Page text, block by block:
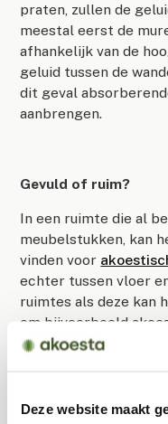
Deze website maakt
praten, zullen de
meestal eerst de
afhankelijk van de
geluid tussen de
dit geval
aanbrengen.
Gevuld of ruim?
In een ruimte die al
meubelstukken, kan
vinden voor
echter tussen vloer
ruimtes als deze kan
om bijvoorbeeld
akoestische
het type activiteit van